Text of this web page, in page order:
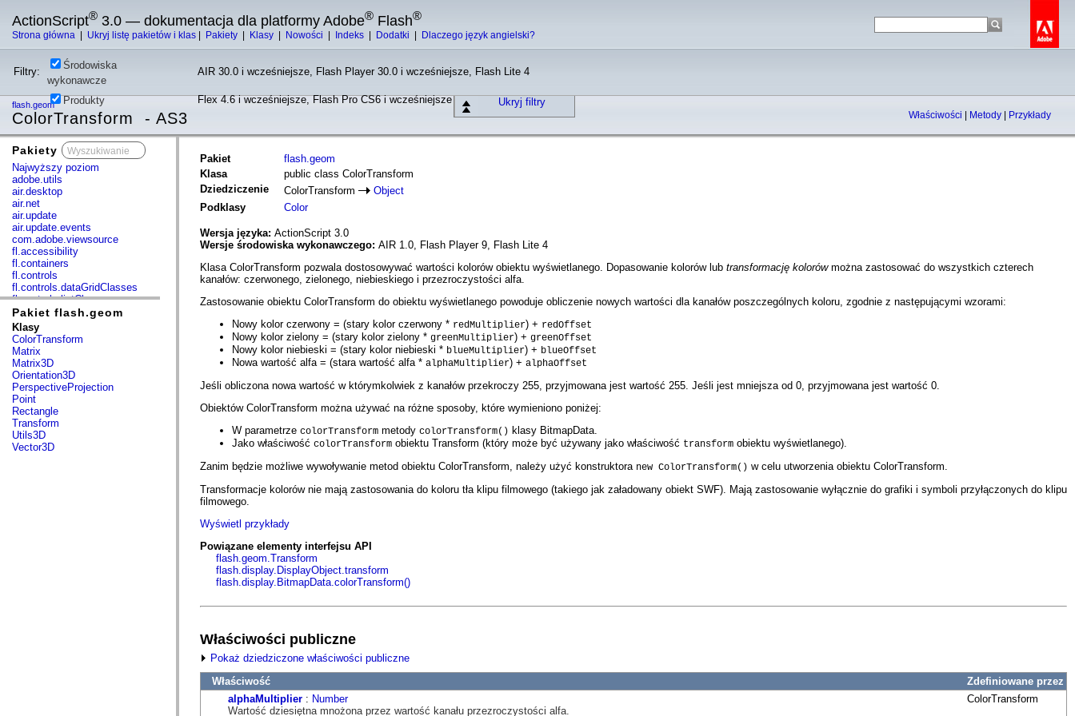
ActionScript® 3.0 — dokumentacja dla platformy Adobe® Flash®
Strona główna Ukryj listę pakietów i klas Pakiety Klasy Nowości Indeks Dodatki Dlaczego język angielski?
Filtry:
Środowiska
wykonawcze
AIR 30.0 i wcześniejsze, Flash Player 30.0 i wcześniejsze, Flash Lite 4
Produkty Flex 4.6 i wcześniejsze, Flash Pro CS6 i wcześniejsze Ukryj filtry
flash.geom
ColorTransform - AS3 Właściwości Metody Przykłady
Pakiety
Najwyższy poziom
adobe.utils
air.desktop
air.net
air.update
air.update.events
com.adobe.viewsource
fl.accessibility
fl.containers
fl.controls
fl.controls.dataGridClasses
fl.controls.listClasses
fl.controls.progressBarClasses
fl.core
fl.data
fl.display
fl.events
fl.ik
fl.lang
fl.livepreview
fl.managers
fl.motion
fl.motion.easing
fl.rsl
Pakiet flash.geom
Klasy
ColorTransform
Matrix
Matrix3D
Orientation3D
PerspectiveProjection
Point
Rectangle
Transform
Utils3D
Vector3D
Pakiet
flash.geom
Klasa
public class ColorTransform
Dziedziczenie
ColorTransform
Object
Podklasy
Color
Wersja języka: ActionScript 3.0
Wersje środowiska wykonawczego: AIR 1.0, Flash Player 9, Flash Lite 4
Klasa ColorTransform pozwala dostosowywać wartości kolorów obiektu wyświetlanego. Dopasowanie kolorów lub transformację kolorówmożna zastosować do wszystkich czterech
kanałów: czerwonego, zielonego, niebieskiego i przezroczystości alfa.
Zastosowanie obiektu ColorTransform do obiektu wyświetlanego powoduje obliczenie nowych wartości dla kanałów poszczególnych koloru, zgodnie z następującymi wzorami:
Nowy kolor czerwony = (stary kolor czerwony * redMultiplier) + redOffset
Nowy kolor zielony = (stary kolor zielony * greenMultiplier) + greenOffset
Nowy kolor niebieski = (stary kolor niebieski * blueMultiplier) + blueOffset
Nowa wartość alfa = (stara wartość alfa * alphaMultiplier) + alphaOffset
Jeśli obliczona nowa wartość w którymkolwiek z kanałów przekroczy 255, przyjmowana jest wartość 255. Jeśli jest mniejsza od 0, przyjmowana jest wartość 0.
Obiektów ColorTransform można używać na różne sposoby, które wymieniono poniżej:
W parametrze colorTransform metody colorTransform() klasy BitmapData.
Jako właściwość colorTransform obiektu Transform (który może być używany jako właściwość transform obiektu wyświetlanego).
Zanim będzie możliwe wywoływanie metod obiektu ColorTransform, należy użyć konstruktora new ColorTransform() w celu utworzenia obiektu ColorTransform.
Transformacje kolorów nie mają zastosowania do koloru tła klipu filmowego (takiego jak załadowany obiekt SWF). Mają zastosowanie wyłącznie do grafiki i symboli przyłączonych do klipu
filmowego.
Wyświetl przykłady
Powiązane elementy interfejsu API
flash.geom.Transform
flash.display.DisplayObject.transform
flash.display.BitmapData.colorTransform()
Właściwości publiczne
Pokaż dziedziczone właściwości publiczne
Właściwość
Zdefiniowane przez
alphaMultiplier : Number
Wartość dziesiętna mnożona przez wartość kanału przezroczystości alfa.
ColorTransform